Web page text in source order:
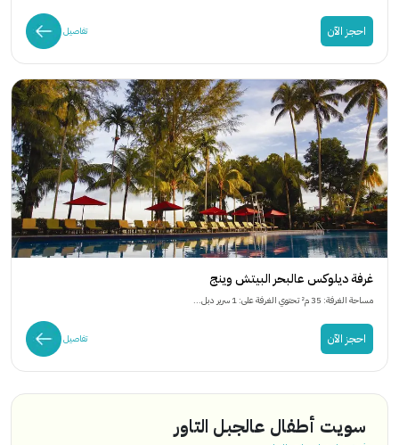
احجز الآن تفاصيل
غرفة ديلوكس عالبحر البيتش وينج
مساحة الغرفة: 35 م² تحتوي الغرفة على: 1 سرير دبل...
احجز الآن تفاصيل
سويت أطفال عالجبل التاور